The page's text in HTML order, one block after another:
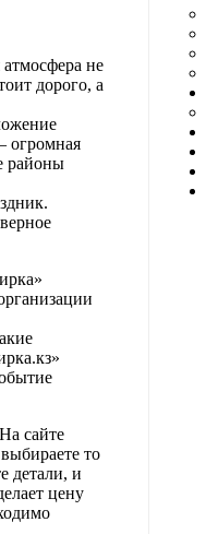
не
дорого, а
огромная
районы
сайте
то
детали, и
цену